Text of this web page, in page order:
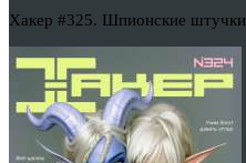
Хакер #325. Шпионские штучки